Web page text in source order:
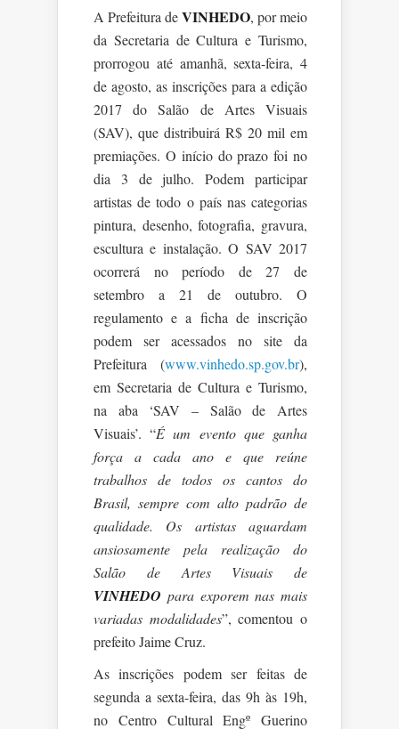
A Prefeitura deVINHEDO, por meio
da Secretaria de Cultura e Turismo,
prorrogou até amanhã, sexta-feira, 4
de agosto, as inscrições para a edição
2017 do Salão de Artes Visuais
(SAV), que distribuirá R$ 20 mil em
premiações. O início do prazo foi no
dia 3 de julho. Podem participar
artistas de todo o país nas categorias
pintura, desenho, fotografia, gravura,
escultura e instalação. O SAV 2017
ocorrerá no período de 27 de
setembro a 21 de outubro. O
regulamento e a ficha de inscrição
podem ser acessados no site da
Prefeitura (www.vinhedo.sp.gov.br),
em Secretaria de Cultura e Turismo,
na aba ‘SAV – Salão de Artes
Visuais’. “É um evento que ganha
força a cada ano e que reúne
trabalhos de todos os cantos do
Brasil, sempre com alto padrão de
qualidade. Os artistas aguardam
ansiosamente pela realização do
Salão de Artes Visuais de
VINHEDO para exporem nas mais
variadas modalidades”, comentou o
prefeito Jaime Cruz.
As inscrições podem ser feitas de
segunda a sexta-feira, das 9h às 19h,
no Centro Cultural Engº Guerino